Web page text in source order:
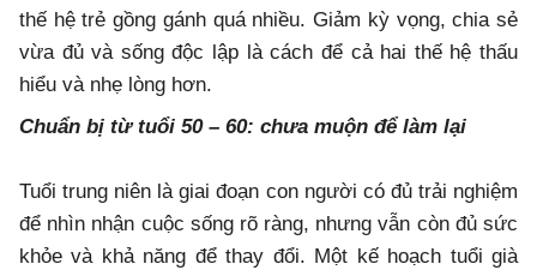
thế hệ trẻ gồng gánh quá nhiều. Giảm kỳ vọng, chia sẻ
vừa đủ và sống độc lập là cách để cả hai thế hệ thấu
hiểu và nhẹ lòng hơn.
Chuẩn bị từ tuổi 50 – 60: chưa muộn để làm lại
Tuổi trung niên là giai đoạn con người có đủ trải nghiệm
để nhìn nhận cuộc sống rõ ràng, nhưng vẫn còn đủ sức
khỏe và khả năng để thay đổi. Một kế hoạch tuổi già